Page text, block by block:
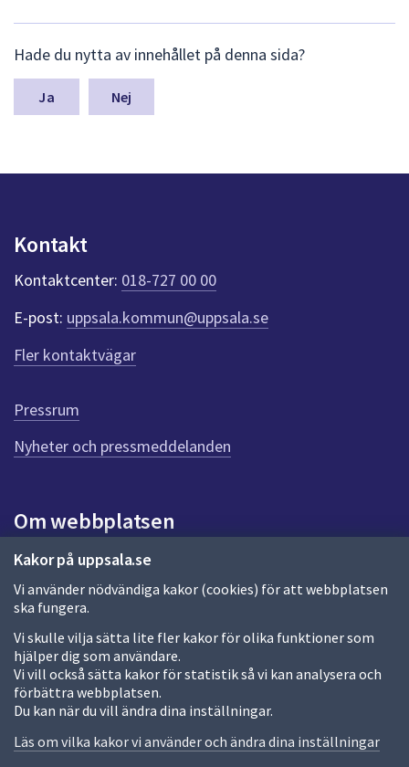
Kakor på uppsala.se
Vi använder nödvändiga kakor (cookies) för att webbplatsen
ska fungera.
Vi skulle vilja sätta lite fler kakor för olika funktioner som
hjälper dig som användare.
Vi vill också sätta kakor för statistik så vi kan analysera och
förbättra webbplatsen.
Du kan när du vill ändra dina inställningar.
Läs om vilka kakor vi använder och ändra dina inställningar
ä
m
a
n
k
e
r
f
ö
r
e
n
n
a
d
a
Hade du nytta av innehållet på denna sida?
Nej
Kontakt
Kontaktcenter: 018-727 00 00
E-post: uppsala.kommun@uppsala.se
Fler kontaktvägar
Pressrum
Nyheter och pressmeddelanden
Om webbplatsen
Om webbplatsen
Allmänna handlingar och diarium
Behandling av personuppgifter
Kakor
Språk (other languages)
Tillgänglighetsredogörelse